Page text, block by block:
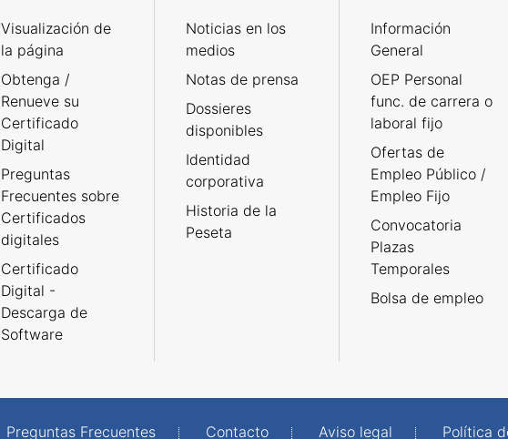
Visualización de
la página
Obtenga /
Renueve su
Certificado
Digital
Preguntas
Frecuentes sobre
Certificados
digitales
Certificado
Digital -
Descarga de
Software
Noticias en los
medios
Notas de prensa
Dossieres
disponibles
Identidad
corporativa
Historia de la
Peseta
Información
General
OEP Personal
func. de carrera o
laboral fijo
Ofertas de
Empleo Público /
Empleo Fijo
Convocatoria
Plazas
Temporales
Bolsa de empleo
Preguntas Frecuentes Contacto Aviso legal Política